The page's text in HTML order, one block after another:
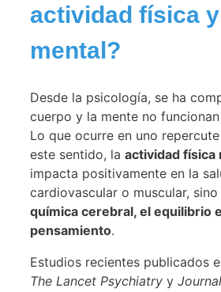
actividad física
mental?
Desde la psicología, se ha
cuerpo y la mente no
Lo que ocurre en uno
este sentido, la actividad física
impacta positivamente en la
cardiovascular o muscular,
química cerebral, el equilibrio
pensamiento.
Estudios recientes publicados
The Lancet Psychiatry y